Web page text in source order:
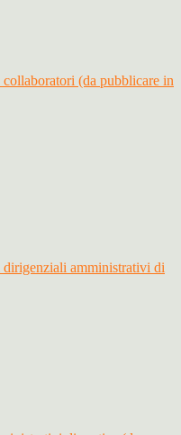
(da pubblicare in
amministrativi di